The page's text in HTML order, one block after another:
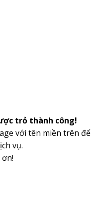
trỏ thành công!
với tên miền trên để
vụ.
ơn!